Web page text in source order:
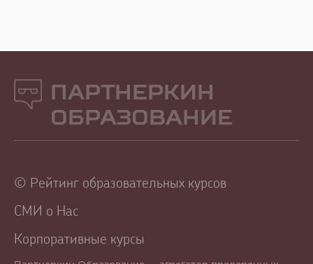
Партнеркин
Образование
© Рейтинг образовательных курсов
СМИ о Нас
Корпоративные курсы